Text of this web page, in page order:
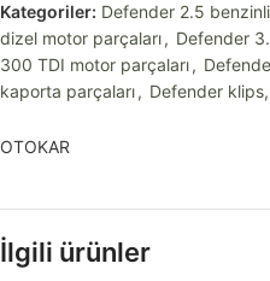
Kategoriler: Defender 2.5
dizel motor parçaları, Defender
300 TDI motor parçaları,
kaporta parçaları, Defender
OTOKAR
İlgili ürünler